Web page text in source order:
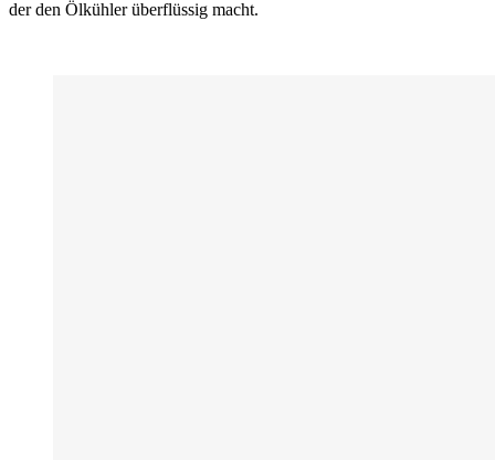
der den Ölkühler überflüssig macht.